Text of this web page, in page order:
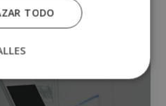
TODO